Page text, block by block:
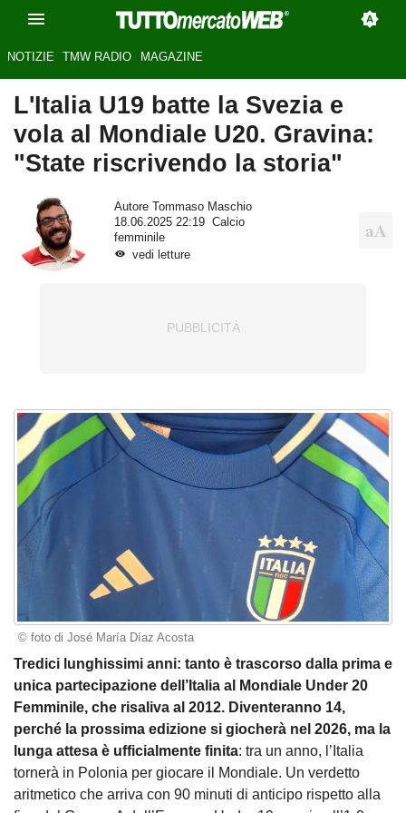
NOTIZIE TMW RADIO MAGAZINE
L'Italia U19 batte la Svezia e
vola al Mondiale U20. Gravina:
"State riscrivendo la storia"
Autore
Tommaso Maschio
18.06.2025 22:19
Calcio
femminile
vedi letture
© foto di José María Díaz Acosta
Tredici lunghissimi anni: tanto è trascorso dalla prima e
unica partecipazione dell’Italia al Mondiale Under 20
Femminile, che risaliva al 2012. Diventeranno 14,
perché la prossima edizione si giocherà nel 2026, ma la
lunga attesa è ufficialmente finita: tra un anno, l’Italia
tornerà in Polonia per giocare il Mondiale. Un verdetto
aritmetico che arriva con 90 minuti di anticipo rispetto alla